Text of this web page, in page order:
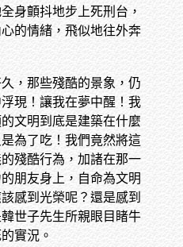
身顫抖地步上死刑台，
的情緒，飛似地往外奔
，那些殘酷的景象，仍
現！讓我在夢中醒！我
文明到底是建築在什麼
為了吃！我們竟然將這
殘酷行為，加諸在那一
朋友身上，自命為文明
感到光榮呢？還是感到
世子先生所親眼目睹牛
實況。